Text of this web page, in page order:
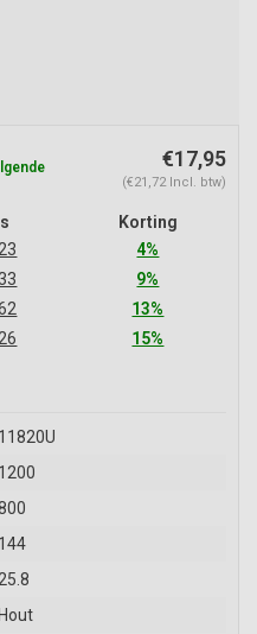
€17,95
(€21,72 Incl. btw)
Korting
4%
9%
13%
15%
11820U
1200
144
25.8
Hout